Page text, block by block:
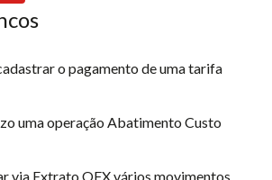
o pagamento de uma tarifa
uma operação Abatimento Custo
via Extrato OFX vários movimentos